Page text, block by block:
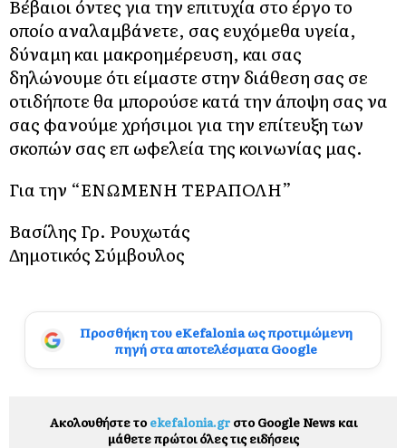
Βέβαιοι όντες για την επιτυχία στο έργο το
οποίο αναλαμβάνετε, σας ευχόμεθα υγεία,
δύναμη και μακροημέρευση, και σας
δηλώνουμε ότι είμαστε στην διάθεση σας σε
οτιδήποτε θα μπορούσε κατά την άποψη σας να
σας φανούμε χρήσιμοι για την επίτευξη των
σκοπών σας επ ωφελεία της κοινωνίας μας.
Για την “ΕΝΩΜΕΝΗ ΤΕΡΑΠΟΛΗ”
Βασίλης Γρ. Ρουχωτάς
Δημοτικός Σύμβουλος
Προσθήκη του eKefalonia ως προτιμώμενη
πηγή στα αποτελέσματα Google
Ακολουθήστε το ekefalonia.grστο Google News και
μάθετε πρώτοι όλες τις ειδήσεις